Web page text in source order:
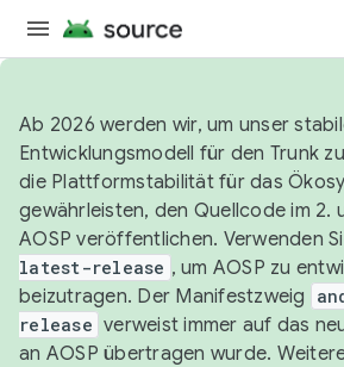
Ab 2026 werden wir, um unser
Entwicklungsmodell für den Trunk
die Plattformstabilität für das
gewährleisten, den Quellcode im 2.
AOSP veröffentlichen. Verwenden
latest-release , um AOSP zu
beizutragen. Der Manifestzweig
release verweist immer auf das
an AOSP übertragen wurde.